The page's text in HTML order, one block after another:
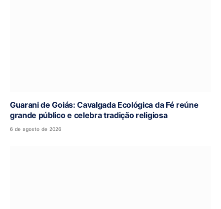
Guarani de Goiás: Cavalgada Ecológica da Fé reúne
grande público e celebra tradição religiosa
6 de agosto de 2026